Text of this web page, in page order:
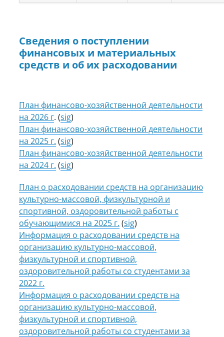
Сведения о поступлении
финансовых и материальных
средств и об их расходовании
План финансово-хозяйственной деятельности
на 2026 г. (sig)
План финансово-хозяйственной деятельности
на 2025 г. (sig)
План финансово-хозяйственной деятельности
на 2024 г. (sig)
План о расходовании средств на организацию
культурно-массовой, физкультурной и
спортивной, оздоровительной работы с
обучающимися на 2025 г. (sig)
Информация о расходовании средств на
организацию культурно-массовой,
физкультурной и спортивной,
оздоровительной работы со студентами за
2022 г.
Информация о расходовании средств на
организацию культурно-массовой,
физкультурной и спортивной,
оздоровительной работы со студентами за